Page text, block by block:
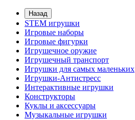
Назад
STEM игрушки
Игровые наборы
Игровые фигурки
Игрушечное оружие
Игрушечный транспорт
Игрушки для самых маленьких
Игрушки-Антистресс
Интерактивные игрушки
Конструкторы
Куклы и аксессуары
Музыкальные игрушки